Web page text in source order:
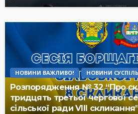
НОВИНИ ВАЖЛИВО! НОВИНИ
Розпорядження № 32 “Про
тридцять третьої чергової
сільської ради VIII